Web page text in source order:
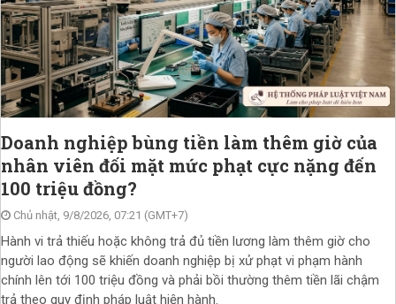
Doanh nghiệp bùng tiền làm thêm giờ của
nhân viên đối mặt mức phạt cực nặng đến
100 triệu đồng?
Chủ nhật, 9/8/2026, 07:21 (GMT+7)
Hành vi trả thiếu hoặc không trả đủ tiền lương làm thêm giờ cho
người lao động sẽ khiến doanh nghiệp bị xử phạt vi phạm hành
chính lên tới 100 triệu đồng và phải bồi thường thêm tiền lãi chậm
trả theo quy định pháp luật hiện hành.